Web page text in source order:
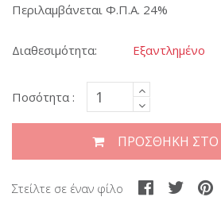
Περιλαμβάνεται Φ.Π.Α. 24%
Διαθεσιμότητα: Εξαντλημένο
Ποσότητα :
ΠΡΟΣΘΉΚΗ ΣΤΟ
Στείλτε σε έναν φίλο